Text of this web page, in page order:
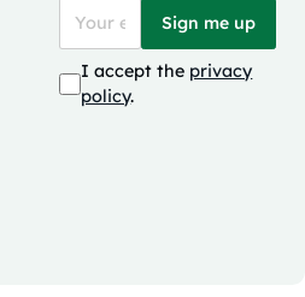
Sign me up
I accept the privacy
policy.